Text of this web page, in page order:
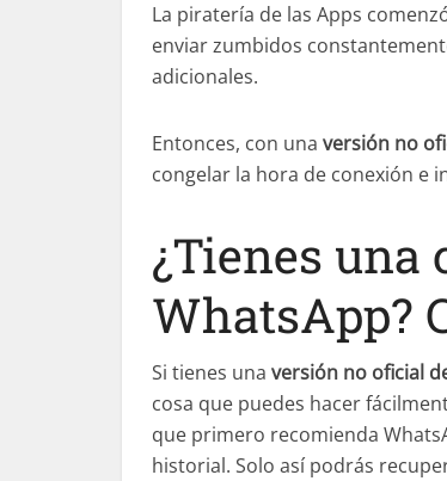
La piratería de las Apps
enviar zumbidos
adicionales.
Entonces, con una versión no
congelar la hora de conexión e
¿Tienes una
WhatsApp?
Si tienes una versión no oficial
cosa que puedes hacer
que primero recomienda
historial. Solo así podrás